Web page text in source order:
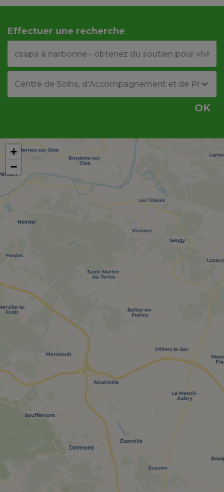
Effectuer une recherche
OK
+
−